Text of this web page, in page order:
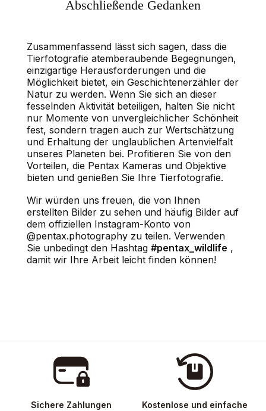
Abschließende Gedanken
Zusammenfassend lässt sich sagen, dass die
Tierfotografie atemberaubende Begegnungen,
einzigartige Herausforderungen und die
Möglichkeit bietet, ein Geschichtenerzähler der
Natur zu werden. Wenn Sie sich an dieser
fesselnden Aktivität beteiligen, halten Sie nicht
nur Momente von unvergleichlicher Schönheit
fest, sondern tragen auch zur Wertschätzung
und Erhaltung der unglaublichen Artenvielfalt
unseres Planeten bei. Profitieren Sie von den
Vorteilen, die Pentax Kameras und Objektive
bieten und genießen Sie Ihre Tierfotografie.
Wir würden uns freuen, die von Ihnen
erstellten Bilder zu sehen und häufig Bilder auf
dem offiziellen Instagram-Konto von
@pentax.photography zu teilen. Verwenden
Sie unbedingt den Hashtag #pentax_wildlife ,
damit wir Ihre Arbeit leicht finden können!
Sichere Zahlungen
Kostenlose und einfache